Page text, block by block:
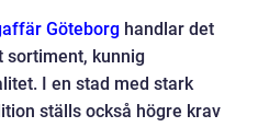
Göteborg handlar det
sortiment, kunnig
I en stad med stark
ställs också högre krav